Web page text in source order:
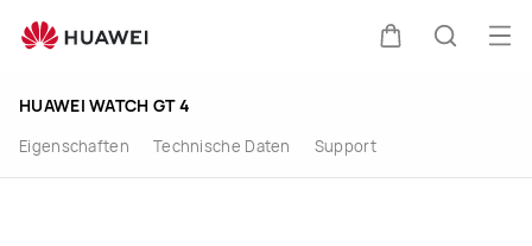
HUAWEI
WATCH
GT
4
HUAWEI WATCH GT 4
Eigenschaften Technische Daten Support